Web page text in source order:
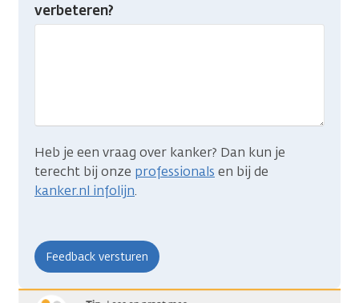
gevonden
verbeteren?
Heb je een vraag over kanker? Dan kun je
terecht bij onze professionals en bij de
kanker.nl infolijn.